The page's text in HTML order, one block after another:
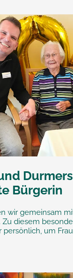
Bürgerin
wir gemeinsam
diesem
um